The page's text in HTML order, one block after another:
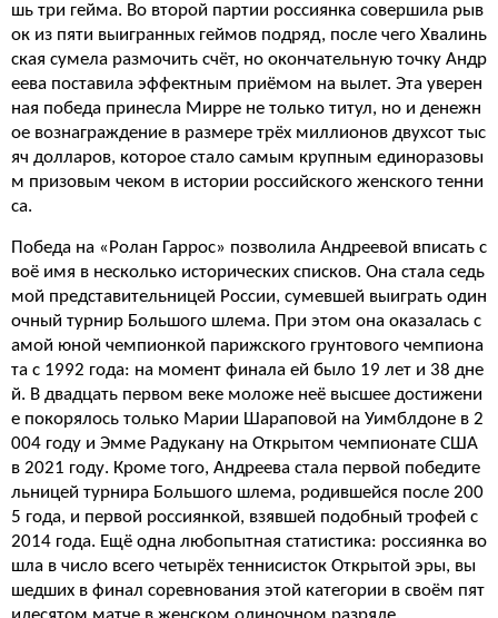
шь три гейма. Во второй партии россиянка совершила рыв
ок из пяти выигранных геймов подряд, после чего Хвалинь
ская сумела размочить счёт, но окончательную точку Андр
еева поставила эффектным приёмом на вылет. Эта уверен
ная победа принесла Мирре не только титул, но и денежн
ое вознаграждение в размере трёх миллионов двухсот тыс
яч долларов, которое стало самым крупным единоразовы
м призовым чеком в истории российского женского тенни
са.
Победа на «Ролан Гаррос» позволила Андреевой вписать с
воё имя в несколько исторических списков. Она стала седь
мой представительницей России, сумевшей выиграть один
очный турнир Большого шлема. При этом она оказалась с
амой юной чемпионкой парижского грунтового чемпиона
та с 1992 года: на момент финала ей было 19 лет и 38 дне
й. В двадцать первом веке моложе неё высшее достижени
е покорялось только Марии Шараповой на Уимблдоне в 2
004 году и Эмме Радукану на Открытом чемпионате США
в 2021 году. Кроме того, Андреева стала первой победите
льницей турнира Большого шлема, родившейся после 200
5 года, и первой россиянкой, взявшей подобный трофей с
2014 года. Ещё одна любопытная статистика: россиянка во
шла в число всего четырёх теннисисток Открытой эры, вы
шедших в финал соревнования этой категории в своём пят